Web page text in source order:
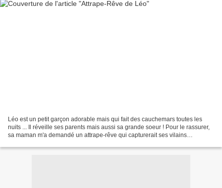
Léo est un petit garçon adorable mais qui fait des cauchemars toutes les
nuits ... Il réveille ses parents mais aussi sa grande soeur ! Pour le rassurer,
sa maman m'a demandé un attrape-rêve qui capturerait ses vilains